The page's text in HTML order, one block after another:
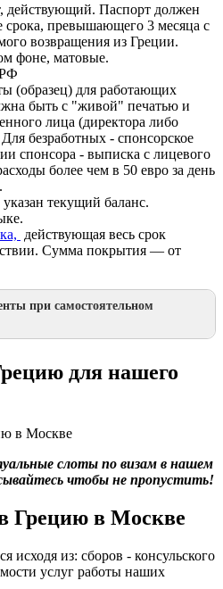
действующий. Паспорт должен
срока, превышающего 3 месяца с
возвращения из Греции.
фоне, матовые.
(образец) для работающих
быть с "живой" печатью и
лица (директора либо
безработных - спонсорское
спонсора - выписка с лицевого
более чем в 50 евро за день
текущий баланс.
действующая весь срок
Сумма покрытия — от
при самостоятельном
и печатью
для нашего
слоты по визам в нашем
чтобы не пропустить!
Грецию в Москве
исходя из: сборов - консульского
услуг работы наших